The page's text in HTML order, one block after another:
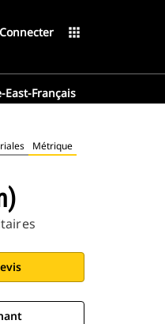
apps
Français
Métrique